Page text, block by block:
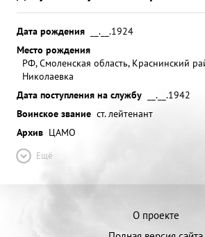
Дата рождения
__.__.1924
Место рождения
РФ, Смоленская область, Краснинский
Николаевка
Дата поступления на службу
__.__.1942
Воинское звание ст. лейтенант
Архив ЦАМО
Ещё
О проекте